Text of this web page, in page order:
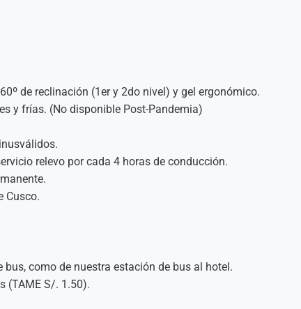
de reclinación (1er y 2do nivel) y gel ergonómico.
y frías. (No disponible Post-Pandemia)
relevo por cada 4 horas de conducción.
Cusco.
como de nuestra estación de bus al hotel.
(TAME S/. 1.50).